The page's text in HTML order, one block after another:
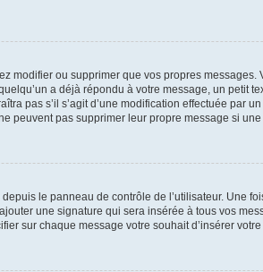
modifier ou supprimer que vos propres
a déjà répondu à votre message, un petit
pas s’il s’agit d’une modification effectuée par
peuvent pas supprimer leur propre message si une
le panneau de contrôle de l’utilisateur. Une
une signature qui sera insérée à tous vos
sur chaque message votre souhait d’insérer votre